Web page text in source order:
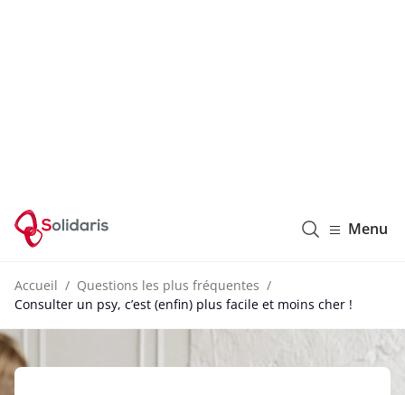
Menu
Accueil
Questions les plus fréquentes
Consulter un psy, c’est (enfin) plus facile et moins cher !